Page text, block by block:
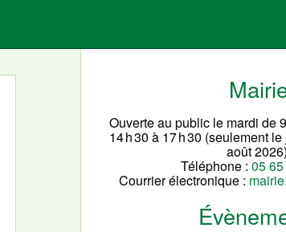
Ouverte au public le mardi de
14 h 30 à 17 h 30 (seulement
août
Téléphone :05
Courrier électronique :